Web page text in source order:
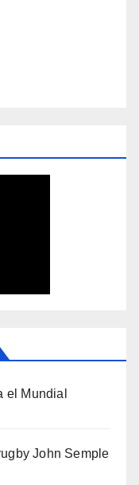
el Mundial
John Semple